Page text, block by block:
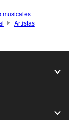
musicales
Artistas